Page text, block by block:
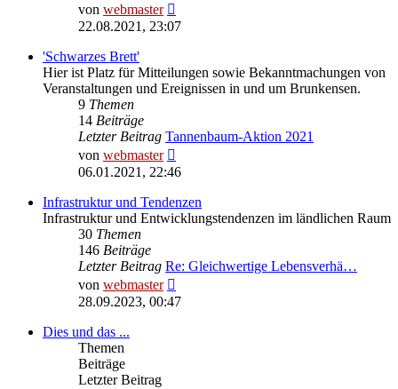
von webmaster
Beitrag
22.08.2021, 23:07
'Schwarzes Brett'
Hier ist Platz für Mitteilungen sowie Bekanntmachungen von
Veranstaltungen und Ereignissen in und um Brunkensen.
9 Themen
14 Beiträge
Letzter Beitrag Tannenbaum-Aktion 2021
von webmaster
Beitrag
06.01.2021, 22:46
Infrastruktur und Tendenzen
Infrastruktur und Entwicklungstendenzen im ländlichen Raum
30 Themen
146 Beiträge
Letzter Beitrag Re: Gleichwertige Lebensverhä…
von webmaster
Beitrag
28.09.2023, 00:47
Dies und das ...
Themen
Beiträge
Letzter Beitrag